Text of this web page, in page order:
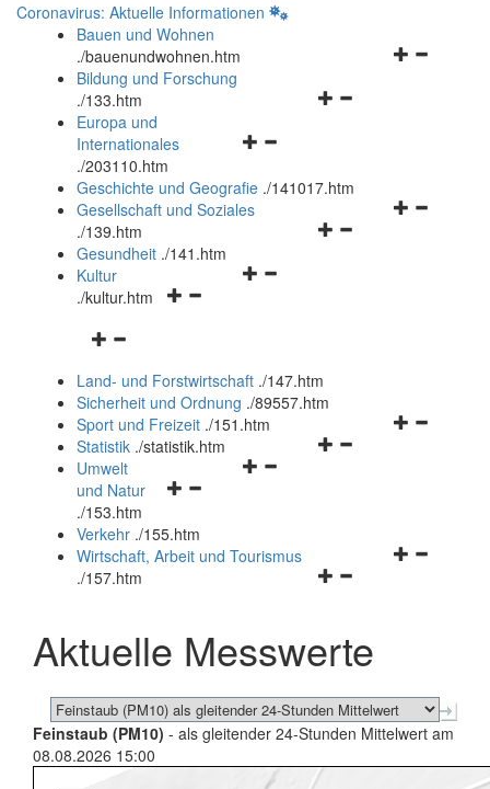
Coronavirus: Aktuelle Informationen
Bauen und Wohnen
./bauenundwohnen.htm
Navigationsmenü
Bildung und Forschung
./133.htm
Navigationsmenü
und
schließen
Europa und
Internationales
./203110.htm
Geschichte und Geografie ./141017.htm
Navigationsmenü
Gesellschaft und Soziales
./139.htm
Navigationsmenü
Gesundheit ./141.htm
Navigationsmenü
Kultur
./kultur.htm
Navigationsmenü
und
schließen
Land- und Forstwirtschaft ./147.htm
Sicherheit und Ordnung ./89557.htm
Navigationsmenü
Sport und Freizeit ./151.htm
Navigationsmenü
Statistik ./statistik.htm
Navigationsmenü
und
schließen
Umwelt
und Natur
./153.htm
Verkehr ./155.htm
Navigationsmenü
schließen
Wirtschaft, Arbeit und Tourismus
./157.htm
Aktuelle Messwerte
Feinstaub (PM10) - als gleitender 24-Stunden Mittelwert am
08.08.2026 15:00